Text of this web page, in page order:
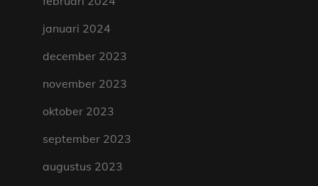
januari 2024
december 2023
november 2023
oktober 2023
september 2023
augustus 2023